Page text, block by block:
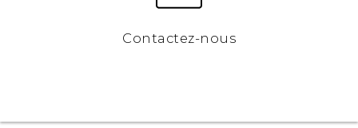
Contactez-nous